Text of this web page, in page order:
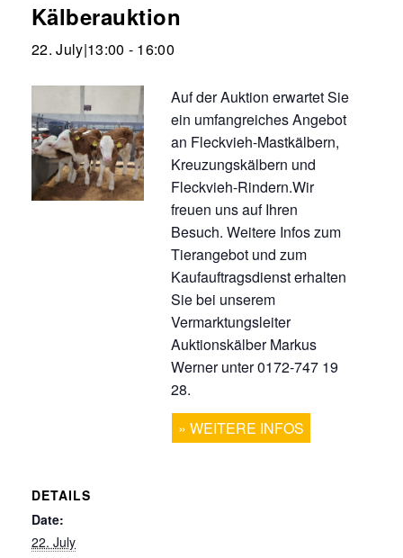
Kälberauktion
22. July|13:00 - 16:00
Auf der Auktion erwartet Sie
ein umfangreiches Angebot
an Fleckvieh-Mastkälbern,
Kreuzungskälbern und
Fleckvieh-Rindern.Wir
freuen uns auf Ihren
Besuch. Weitere Infos zum
Tierangebot und zum
Kaufauftragsdienst erhalten
Sie bei unserem
Vermarktungsleiter
Auktionskälber Markus
Werner unter 0172-747 19
28.
WEITERE INFOS
DETAILS
Date:
22. July